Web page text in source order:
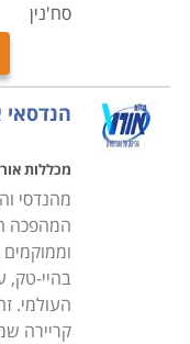
סח'נין
מכללות
מהנדסי
המהפכה
בהיי-טק,
העולמי.
קריירה